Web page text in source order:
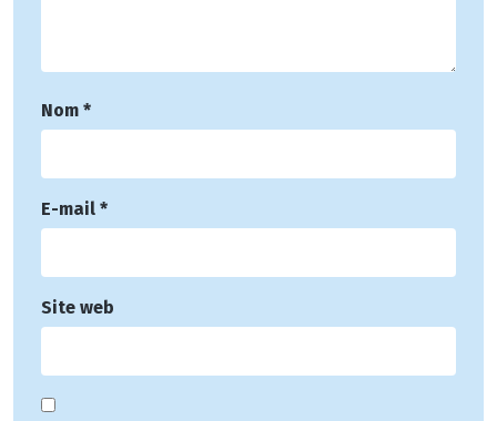
Nom *
E-mail *
Site web